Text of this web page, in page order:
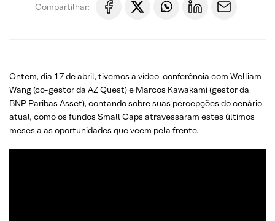
Compartilhar:
Ontem, dia 17 de abril, tivemos a vídeo-conferência com Welliam
Wang (co-gestor da AZ Quest) e Marcos Kawakami (gestor da
BNP Paribas Asset), contando sobre suas percepções do cenário
atual, como os fundos Small Caps atravessaram estes últimos
meses a as oportunidades que veem pela frente.